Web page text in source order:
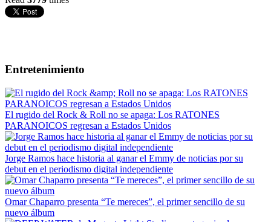
Entretenimiento
El rugido del Rock & Roll no se apaga: Los RATONES
PARANOICOS regresan a Estados Unidos
Jorge Ramos hace historia al ganar el Emmy de noticias por su
debut en el periodismo digital independiente
Omar Chaparro presenta “Te mereces”, el primer sencillo de su
nuevo álbum